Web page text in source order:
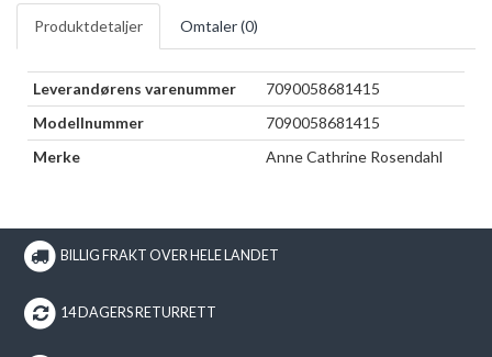
Produktdetaljer Omtaler (0)
Leverandørens varenummer
7090058681415
Modellnummer
7090058681415
Merke
Anne Cathrine Rosendahl
BILLIG FRAKT OVER HELE LANDET
14 DAGERS RETURRETT